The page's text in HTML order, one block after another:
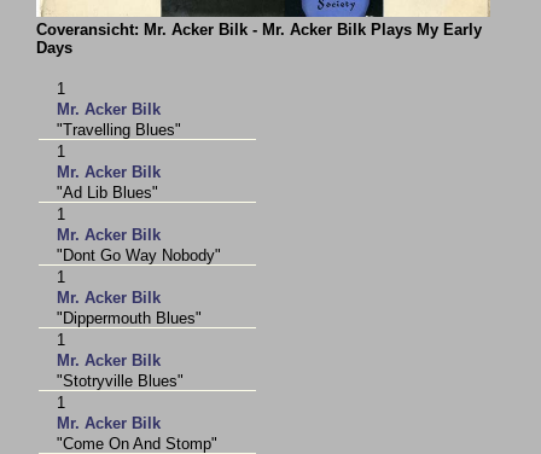
Coveransicht: Mr. Acker Bilk - Mr. Acker Bilk Plays My Early
Days
1
Mr. Acker Bilk
"Travelling Blues"
1
Mr. Acker Bilk
"Ad Lib Blues"
1
Mr. Acker Bilk
"Dont Go Way Nobody"
1
Mr. Acker Bilk
"Dippermouth Blues"
1
Mr. Acker Bilk
"Stotryville Blues"
1
Mr. Acker Bilk
"Come On And Stomp"